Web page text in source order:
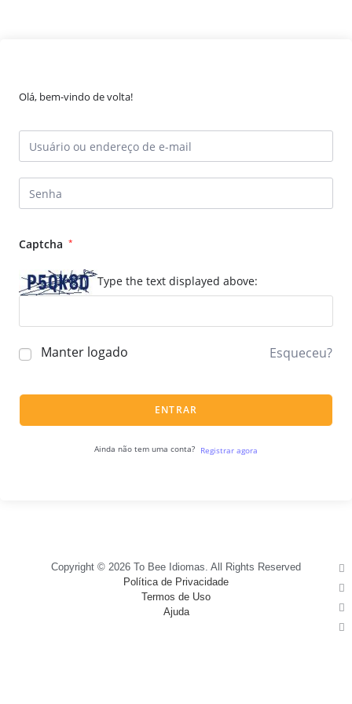
Olá, bem-vindo de volta!
Captcha *
Type the text displayed above:
Manter logado Esqueceu?
ENTRAR
Ainda não tem uma conta? Registrar agora
Copyright © 2026 To Bee Idiomas. All Rights Reserved
Política de Privacidade
Termos de Uso
Ajuda